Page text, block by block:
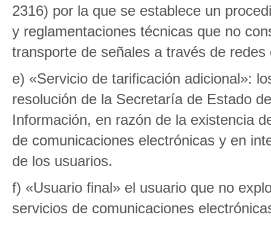
2316) por la que se establece un
y reglamentaciones técnicas que no
transporte de señales a través de
e) «Servicio de tarificación adicional»:
resolución de la Secretaría de Estado
Información, en razón de la existencia
de comunicaciones electrónicas y en
de los usuarios.
f) «Usuario final» el usuario que no
servicios de comunicaciones